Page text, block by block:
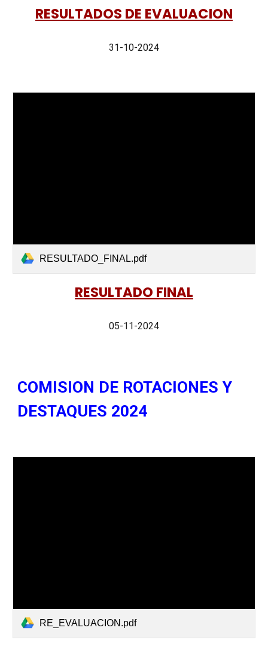
RESULTADOS DE EVALUACION
31-10-2024
RESULTADO_FINAL.pdf
RESULTADO FINAL
05-11-2024
COMISION DE ROTACIONES Y
DESTAQUES 2024
RE_EVALUACION.pdf